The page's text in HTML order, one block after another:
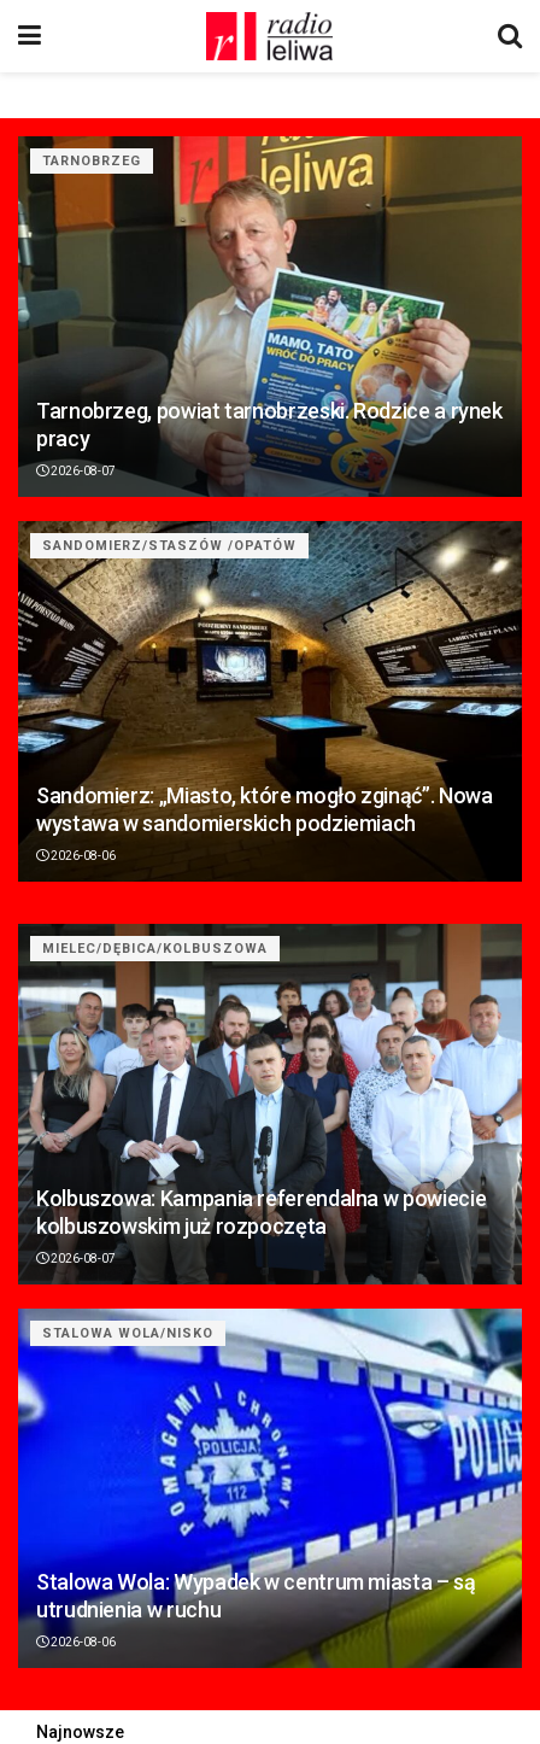
TARNOBRZEG
Tarnobrzeg, powiat tarnobrzeski. Rodzice a rynek
pracy
2026-08-07
SANDOMIERZ/STASZÓW /OPATÓW
Sandomierz: „Miasto, które mogło zginąć”. Nowa
wystawa w sandomierskich podziemiach
2026-08-06
MIELEC/DĘBICA/KOLBUSZOWA
Kolbuszowa: Kampania referendalna w powiecie
kolbuszowskim już rozpoczęta
2026-08-07
STALOWA WOLA/NISKO
Stalowa Wola: Wypadek w centrum miasta – są
utrudnienia w ruchu
2026-08-06
Najnowsze